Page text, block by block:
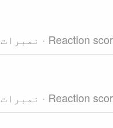
Reaction نمبرات
Reaction نمبرات